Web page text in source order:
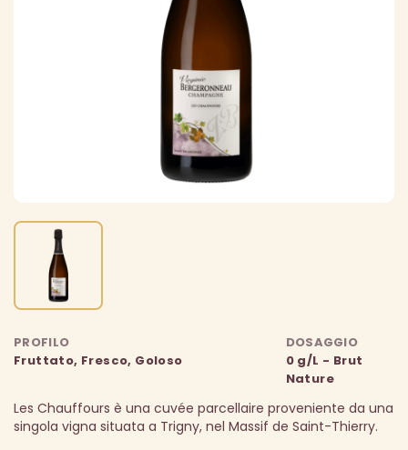
PROFILO
Fruttato, Fresco, Goloso
DOSAGGIO
0 g/L - Brut
Nature
Les Chauffours è una cuvée parcellaire proveniente da una
singola vigna situata a Trigny, nel Massif de Saint-Thierry.